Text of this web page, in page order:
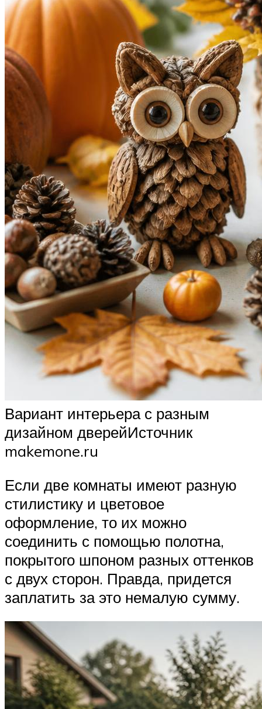
Вариант интерьера с разным
дизайном дверейИсточник
makemone.ru
Если две комнаты имеют разную
стилистику и цветовое
оформление, то их можно
соединить с помощью полотна,
покрытого шпоном разных оттенков
с двух сторон. Правда, придется
заплатить за это немалую сумму.